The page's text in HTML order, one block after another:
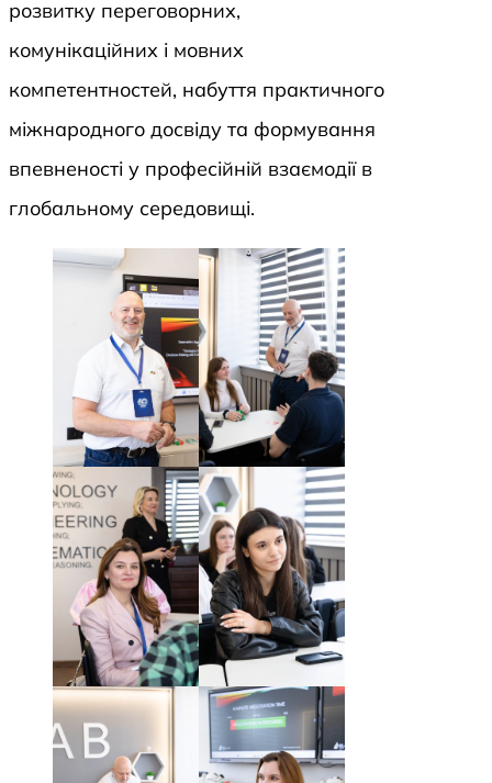
розвитку переговорних,
комунікаційних і мовних
компетентностей, набуття практичного
міжнародного досвіду та формування
впевненості у професійній взаємодії в
глобальному середовищі.